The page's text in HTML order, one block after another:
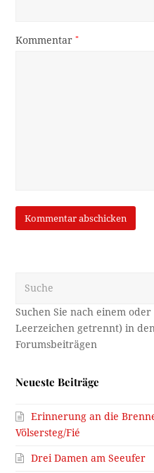
Kommentar*
Neueste Beiträge
Erinnerung an die
Völsersteg/Fié
Drei Damen am Seeufer